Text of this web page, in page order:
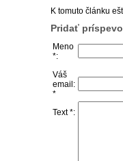
K tomuto článku
Pridať
Meno
*:
Váš
email:
*
Text *: